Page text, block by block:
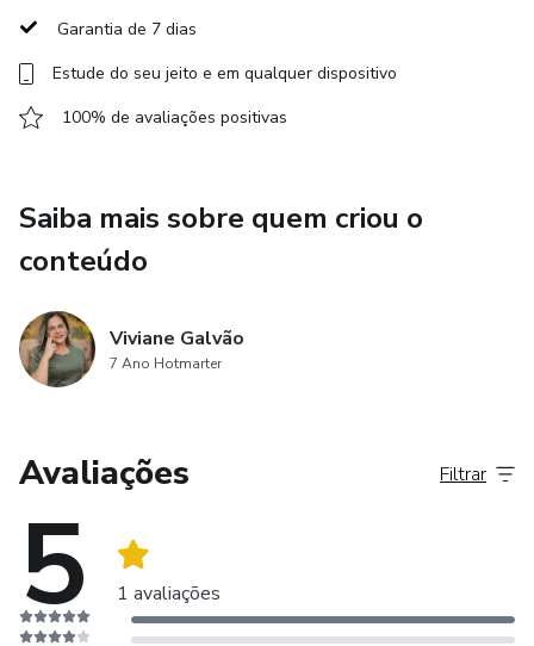
TER UMA VIDA MAIS SAUDÁVEL E PARA QUEM
AS AULAS SERÃO EM LIBRAS E PORTUGUÊS, ASSIM
TODAS AS PESSOAS TEM A OPORTUNIDADE DE
Garantia de 7 dias
Estude do seu jeito e em qualquer dispositivo
100% de avaliações positivas
Saiba mais sobre quem criou o
conteúdo
Viviane Galvão
7 Ano Hotmarter
Avaliações
5 1 avaliações
Filtrar